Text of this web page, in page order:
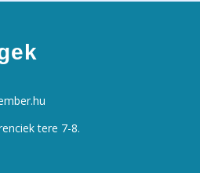
tere 7-8.